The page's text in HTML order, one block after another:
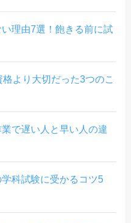
い理由7選！飽きる前に試
より大切だった3つのこ
で遅い人と早い人の違
学科試験に受かるコツ5